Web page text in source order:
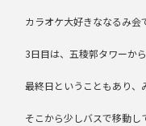
カラオケ大好きななるみ会
3日目は、五稜郭タワーか
最終日ということもあり、
そこから少しバスで移動し